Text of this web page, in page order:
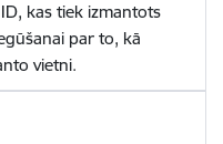
kas tiek izmantots
par to, kā
vietni.